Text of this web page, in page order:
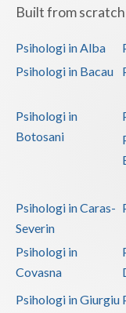
Psihoterapie -
Psihoterapie -
Psihoterapie-
Terapie
Terapie
Testare poligraf
Built from
Psihologi in Alba
Psihologi in Bacau
Psihologi in
Botosani
Psihologi in Caras-
Severin
Psihologi in
Covasna
Psihologi in Giurgiu